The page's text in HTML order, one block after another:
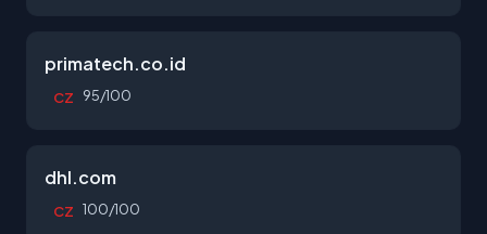
primatech.co.id
CZ 95/100
dhl.com
CZ 100/100